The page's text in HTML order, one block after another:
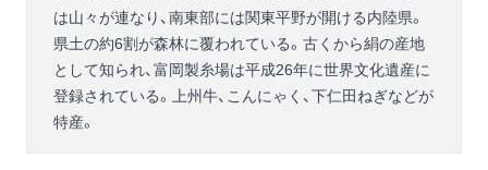
は山々が連なり、南東部には関東平野が開ける内陸県。
県土の約6割が森林に覆われている。古くから絹の産地
として知られ、富岡製糸場は平成26年に世界文化遺産に
登録されている。上州牛、こんにゃく、下仁田ねぎなどが
特産。